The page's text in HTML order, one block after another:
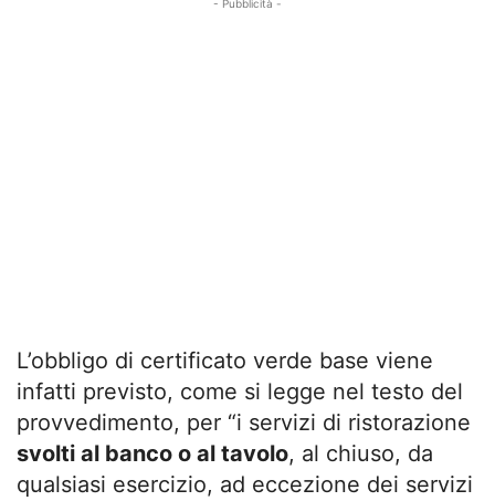
- Pubblicità -
L’obbligo di certificato verde base viene
infatti previsto, come si legge nel testo del
provvedimento, per “i servizi di ristorazione
svolti al banco o al tavolo, al chiuso, da
qualsiasi esercizio, ad eccezione dei servizi